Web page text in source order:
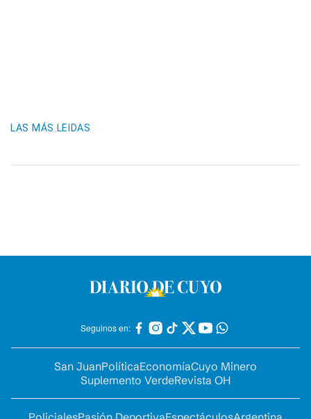
LAS MÁS LEIDAS
Seguinos en:
San JuanPolíticaEconomíaCuyo Minero
Suplemento VerdeRevista OH